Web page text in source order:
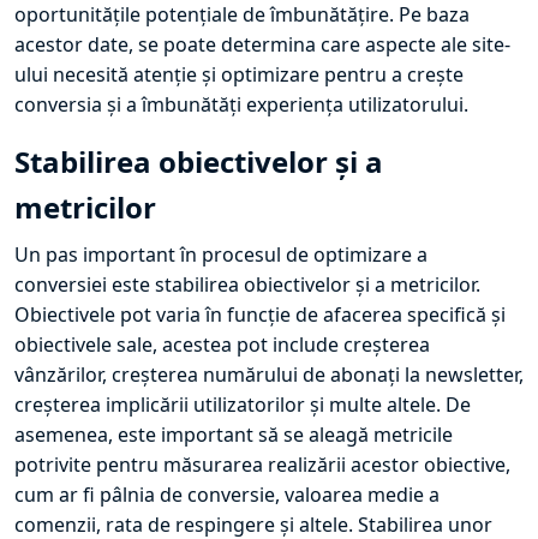
oportunitățile potențiale de îmbunătățire. Pe baza
acestor date, se poate determina care aspecte ale site-
ului necesită atenție și optimizare pentru a crește
conversia și a îmbunătăți experiența utilizatorului.
Stabilirea obiectivelor și a
metricilor
Un pas important în procesul de optimizare a
conversiei este stabilirea obiectivelor și a metricilor.
Obiectivele pot varia în funcție de afacerea specifică și
obiectivele sale, acestea pot include creșterea
vânzărilor, creșterea numărului de abonați la newsletter,
creșterea implicării utilizatorilor și multe altele. De
asemenea, este important să se aleagă metricile
potrivite pentru măsurarea realizării acestor obiective,
cum ar fi pâlnia de conversie, valoarea medie a
comenzii, rata de respingere și altele. Stabilirea unor